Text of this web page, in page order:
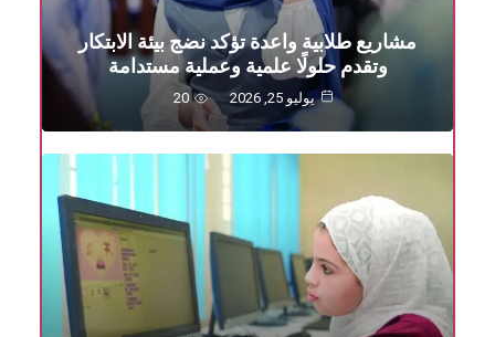
مشاريع طلابية واعدة تؤكد نضج بيئة الابتكار
وتقدم حلولًا علمية وعملية مستدامة
يوليو 25, 2026 20